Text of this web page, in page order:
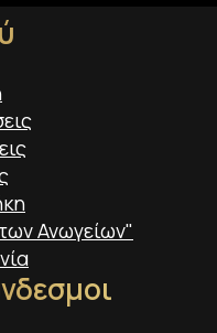
Ανωγείων"